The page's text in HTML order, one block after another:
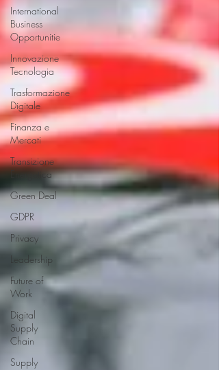
International
Business
Opportunitie
Innovazione
Tecnologia
Trasformazione
Digitale
Finanza e
Mercati
Transizione
Energetica
Green Deal
GDPR
Privacy
Leadership
Future of
Work
Digital
Supply
Chain
Supply